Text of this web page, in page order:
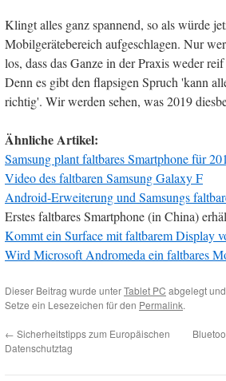
Klingt alles ganz spannend, so als würde
Mobilgerätebereich aufgeschlagen. Nur
los, dass das Ganze in der Praxis weder
Denn es gibt den flapsigen Spruch 'kann
richtig'. Wir werden sehen, was 2019
Ähnliche Artikel:
Samsung plant faltbares Smartphone für
Video des faltbaren Samsung Galaxy F
Android-Erweiterung und Samsungs
Erstes faltbares Smartphone (in China)
Kommt ein Surface mit faltbarem Display
Wird Microsoft Andromeda ein faltbares
Dieser Beitrag wurde unterTablet PC abgelegt
Setze ein Lesezeichen für den Permalink.
← Sicherheitstipps zum Europäischen
Datenschutztag